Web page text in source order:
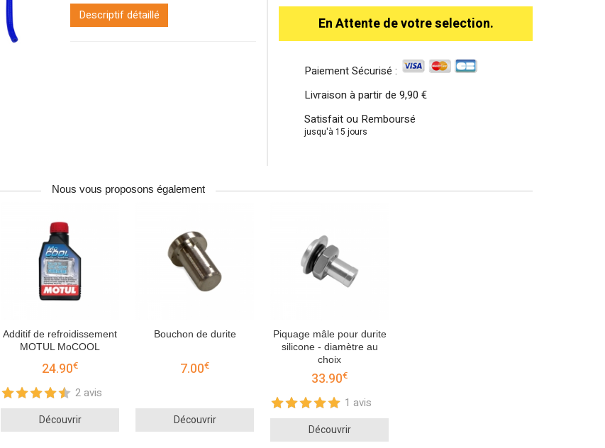
Descriptif détaillé En Attente de votre selection.
Paiement Sécurisé :
Livraison à partir de 9,90 €
Satisfait ou Remboursé
jusqu'à 15 jours
Nous vous proposons également
Additif de refroidissement
MOTUL MoCOOL
24.90€
2 avis
Découvrir
Bouchon de durite
7.00€
Découvrir
Piquage mâle pour durite
silicone - diamètre au
choix
33.90€
1 avis
Découvrir